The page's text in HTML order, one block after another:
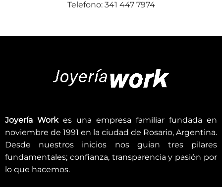
Telefono: 341 447 7974
Joyería Workes una empresa familiar fundada en
noviembre de 1991 en la ciudad de Rosario, Argentina.
Desde nuestros inicios nos guian tres pilares
fundamentales; confianza, transparencia y pasión por
lo que hacemos.